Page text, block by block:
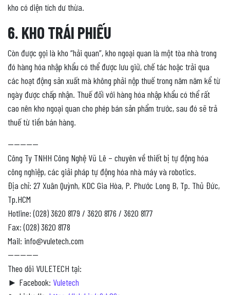
kho có diện tích dư thừa.
6. KHO TRÁI PHIẾU
Còn được gọi là kho “hải quan”, kho ngoại quan là một tòa nhà trong
đó hàng hóa nhập khẩu có thể được lưu giữ, chế tác hoặc trải qua
các hoạt động sản xuất mà không phải nộp thuế trong năm năm kể từ
ngày được chấp nhận. Thuế đối với hàng hóa nhập khẩu có thể rất
cao nên kho ngoại quan cho phép bán sản phẩm trước, sau đó sẽ trả
thuế từ tiền bán hàng.
—————
Công Ty TNHH Công Nghệ Vũ Lê – chuyên về thiết bị tự động hóa
công nghiệp, các giải pháp tự động hóa nhà máy và robotics.
Địa chỉ: 27 Xuân Quỳnh, KDC Gia Hòa, P. Phước Long B, Tp. Thủ Đức,
Tp.HCM
Hotline: (028) 3620 8179 / 3620 8176 / 3620 8177
Fax: (028) 3620 8178
Mail: info@vuletech.com
—————
Theo dõi VULETECH tại:
► Facebook: Vuletech